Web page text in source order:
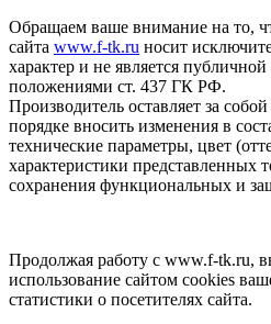
Обращаем ваше внимание на то,
сайта www.f-tk.ru носит
характер и не является
положениями ст. 437 ГК РФ.
Производитель оставляет за
порядке вносить изменения в
технические параметры, цвет
характеристики представленных
сохранения функциональных и
Продолжая работу с www.f-tk.ru,
использование сайтом cookies
статистики о посетителях сайта.